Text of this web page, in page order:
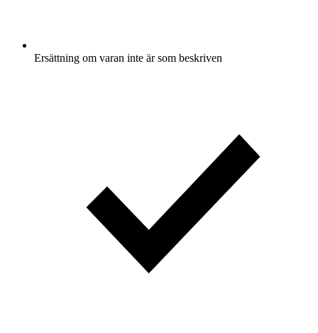
Ersättning om varan inte är som beskriven